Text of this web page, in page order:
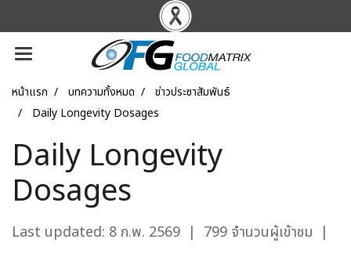
หน้าแรก บทความทั้งหมด
ข่าวประชาสัมพันธ์
Daily Longevity Dosages
Daily Longevity
Dosages
Last updated: 8 ก.พ. 2569 | 799 จำนวนผู้เข้าชม |